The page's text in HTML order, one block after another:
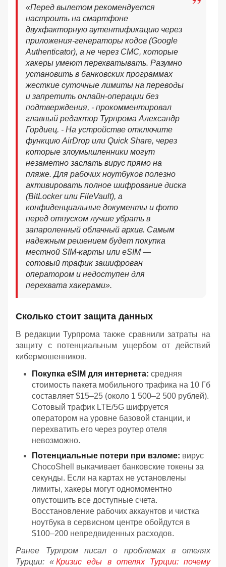
«Перед вылетом рекомендуется
настроить на смартфоне
двухфакторную аутентификацию через
приложения-генераторы кодов (Google
Authenticator), а не через СМС, которые
хакеры умеют перехватывать. Разумно
установить в банковских программах
жесткие суточные лимиты на переводы
и запретить онлайн-операции без
подтверждения, - прокомментировал
главный редактор Турпрома Александр
Гордиец. - На устройстве отключите
функцию AirDrop или Quick Share, через
которые злоумышленники могут
незаметно заслать вирус прямо на
пляже. Для рабочих ноутбуков полезно
активировать полное шифрование диска
(BitLocker или FileVault), а
конфиденциальные документы и фото
перед отпуском лучше убрать в
запароленный облачный архив. Самым
надежным решением будет покупка
местной SIM-карты или eSIM —
сотовый трафик зашифрован
оператором и недоступен для
перехвата хакерами».
Сколько стоит защита данных
В редакции Турпрома также сравнили затраты на
защиту с потенциальным ущербом от действий
кибермошенников.
Покупка eSIM для интернета: средняя
стоимость пакета мобильного трафика на 10 Гб
составляет $15–25 (около 1 500–2 500 рублей).
Сотовый трафик LTE/5G шифруется
оператором на уровне базовой станции, и
перехватить его через роутер отеля
невозможно.
Потенциальные потери при взломе: вирус
ChocoShell выкачивает банковские токены за
секунды. Если на картах не установлены
лимиты, хакеры могут одномоментно
опустошить все доступные счета.
Восстановление рабочих аккаунтов и чистка
ноутбука в сервисном центре обойдутся в
$100–200 непредвиденных расходов.
Ранее Турпром писал о проблемах в отелях
Турции: « Кризис еды в отелях Турции: почему